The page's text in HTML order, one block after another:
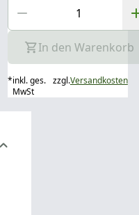
In den Warenkorb
*inkl. ges.
MwSt
zzgl.Versandkosten